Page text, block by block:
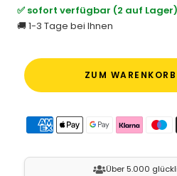
✅ sofort verfügbar (2 auf Lager)
🚚 1-3 Tage bei Ihnen
ZUM
Über 5.000